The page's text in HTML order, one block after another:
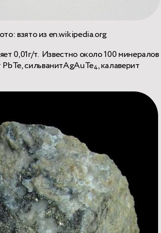
взято из en.wikipedia.org
0,01г/т. Известно около 100 минералов
сильванитAgAuTe4, калаверит